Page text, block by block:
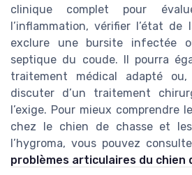
clinique complet pour
l’inflammation, vérifier l’état de
exclure une bursite infectée
septique du coude. Il pourra
traitement médical adapté
discuter d’un traitement
l’exige. Pour mieux comprendre
chez le chien de chasse et
l’hygroma, vous pouvez
problèmes articulaires du chien